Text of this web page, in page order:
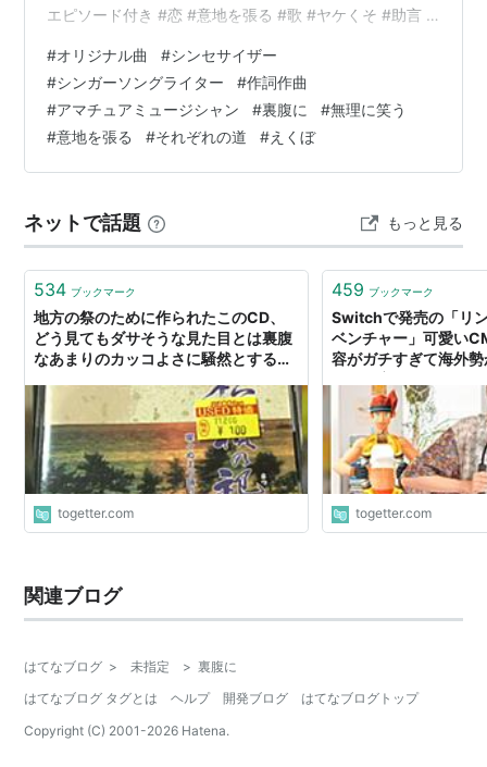
エピソード付き #恋 #意地を張る #歌 #ヤケくそ #助言 #
る #人生は一度きり #作詞作曲 【 過ぎたシナリオ 】 長
い髪を細い指でかき上げる君の仕草もLady思い出に変わ
り今ではもううまく思い浮かべられないどれほど君が居
ない部屋が広く感じた事だろうLady素直になれずに君を
うらはらに傷つけていたあの頃この腕の中に君…
#オリジナル曲 #シンセサイザー
#シンガーソングライター #作詞作曲
#アマチュアミュージシャン #裏腹に #無理に笑う
#意地を張る #それぞれの道 #えくぼ
ネットで話題 もっと見る
534 ブックマーク
地方の祭のために作られたこのCD、
どう見てもダサそうな見た目とは裏腹
なあまりのカッコよさに騒然とする
る…」
togetter.com
459 ブックマーク
Switchで発売の「リ
ベンチャー」可愛い
容がガチすぎて海外
togetter.com
関連ブログ
はてなブログ > 未指定 > 裏腹に
はてなブログ タグとは
ヘルプ 開発ブログ
はてなブログトップ
Copyright (C) 2001-2026 Hatena.